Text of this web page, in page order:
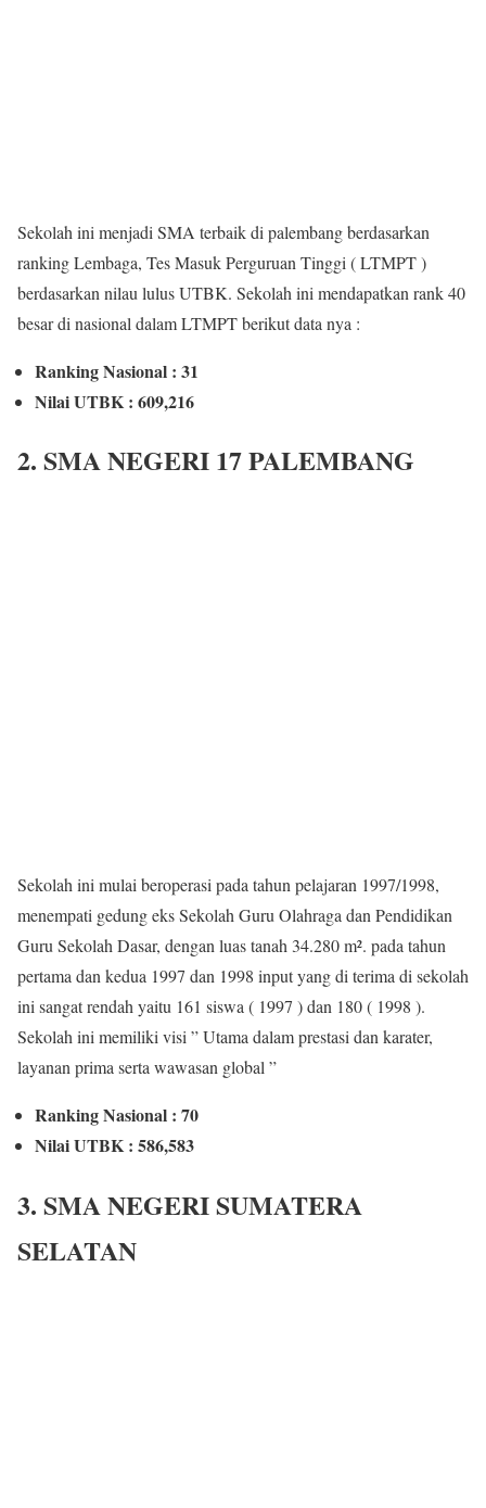
Sekolah ini menjadi SMA terbaik di palembang berdasarkan
ranking Lembaga, Tes Masuk Perguruan Tinggi ( LTMPT )
berdasarkan nilau lulus UTBK. Sekolah ini mendapatkan rank 40
besar di nasional dalam LTMPT berikut data nya :
Ranking Nasional : 31
Nilai UTBK : 609,216
2. SMA NEGERI 17 PALEMBANG
Sekolah ini mulai beroperasi pada tahun pelajaran 1997/1998,
menempati gedung eks Sekolah Guru Olahraga dan Pendidikan
Guru Sekolah Dasar, dengan luas tanah 34.280 m². pada tahun
pertama dan kedua 1997 dan 1998 input yang di terima di sekolah
ini sangat rendah yaitu 161 siswa ( 1997 ) dan 180 ( 1998 ).
Sekolah ini memiliki visi ” Utama dalam prestasi dan karater,
layanan prima serta wawasan global ”
Ranking Nasional : 70
Nilai UTBK : 586,583
3. SMA NEGERI SUMATERA
SELATAN